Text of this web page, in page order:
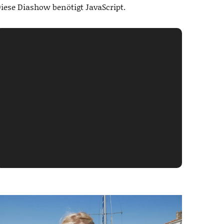
Diashow benötigt JavaScript.